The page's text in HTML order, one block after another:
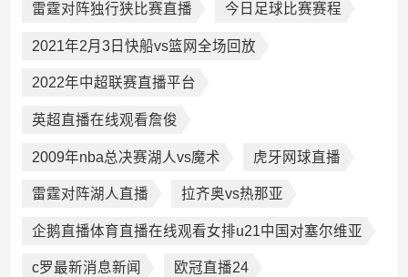
雷霆对阵独行狭比赛直播 今日足球比赛赛程
2021年2月3日快船vs篮网全场回放
2022年中超联赛直播平台
英超直播在线观看詹俊
2009年nba总决赛湖人vs魔术 虎牙网球直播
雷霆对阵湖人直播 拉齐奥vs热那亚
企鹅直播体育直播在线观看女排u21中国对塞尔维亚
c罗最新消息新闻 欧冠直播24